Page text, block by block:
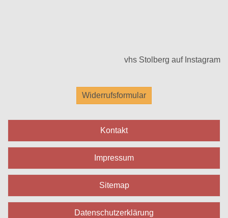
vhs Stolberg auf Instagram
Widerrufsformular
Kontakt
Impressum
Sitemap
Datenschutzerklärung